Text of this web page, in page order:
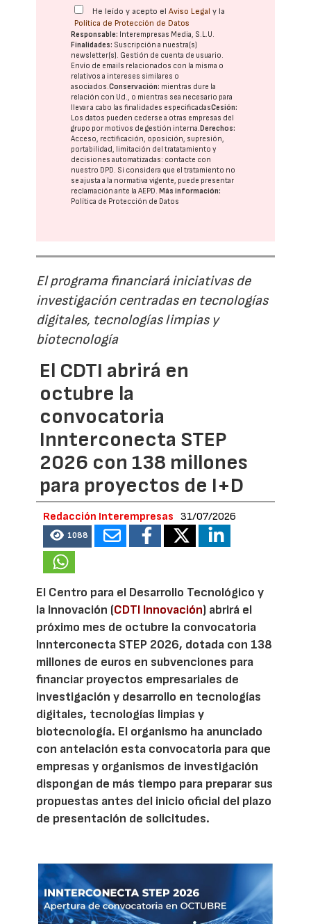
He leído y acepto elAviso Legal y la
Política de Protección de Datos
Responsable: Interempresas Media, S.L.U.
Finalidades: Suscripción a nuestra(s)
newsletter(s). Gestión de cuenta de usuario.
Envío de emails relacionados con la misma o
relativos a intereses similares o
asociados.Conservación: mientras dure la
relación con Ud., o mientras sea necesario para
llevar a cabo las finalidades especificadasCesión:
Los datos pueden cederse a otras empresas del
grupo por motivos de gestión interna.Derechos:
Acceso, rectificación, oposición, supresión,
portabilidad, limitación del tratatamiento y
decisiones automatizadas: contacte con
nuestro DPD . Si considera que el tratamiento no
se ajusta a la normativa vigente, puede presentar
reclamación ante laAEPD .Más información:
Política de Protección de Datos
El programa financiará iniciativas de
investigación centradas en tecnologías
digitales, tecnologías limpias y
biotecnología
El CDTI abrirá en
octubre la
convocatoria
Innterconecta STEP
2026 con 138 millones
para proyectos de I+D
Redacción Interempresas 31/07/2026
1088
El Centro para el Desarrollo Tecnológico y
la Innovación (CDTI Innovación) abrirá el
próximo mes de octubre la convocatoria
Innterconecta STEP 2026, dotada con 138
millones de euros en subvenciones para
financiar proyectos empresariales de
investigación y desarrollo en tecnologías
digitales, tecnologías limpias y
biotecnología. El organismo ha anunciado
con antelación esta convocatoria para que
empresas y organismos de investigación
dispongan de más tiempo para preparar sus
propuestas antes del inicio oficial del plazo
de presentación de solicitudes.